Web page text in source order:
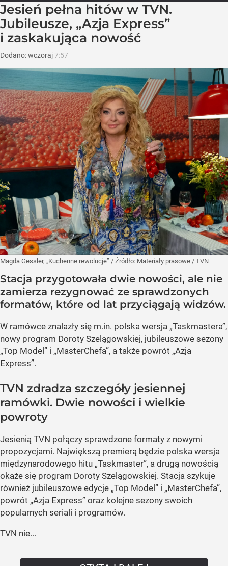
Jesień pełna hitów w TVN.
Jubileusze, „Azja Express”
i zaskakująca nowość
Dodano:wczoraj7:57
Magda Gessler, „Kuchenne rewolucje” / Źródło: Materiały prasowe / TVN
Stacja przygotowała dwie nowości, ale nie
zamierza rezygnować ze sprawdzonych
formatów, które od lat przyciągają widzów.
W ramówce znalazły się m.in. polska wersja „Taskmastera”,
nowy program Doroty Szelągowskiej, jubileuszowe sezony
„Top Model” i „MasterChefa”, a także powrót „Azja
Express”.
TVN zdradza szczegóły jesiennej
ramówki. Dwie nowości i wielkie
powroty
Jesienią TVN połączy sprawdzone formaty z nowymi
propozycjami. Największą premierą będzie polska wersja
międzynarodowego hitu „Taskmaster”, a drugą nowością
okaże się program Doroty Szelągowskiej. Stacja szykuje
również jubileuszowe edycje „Top Model” i „MasterChefa”,
powrót „Azja Express” oraz kolejne sezony swoich
popularnych seriali i programów.
TVN nie...